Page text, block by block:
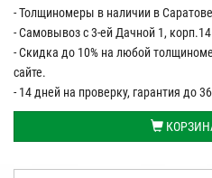
- Толщиномеры в наличии в
- Самовывоз с 3-ей Дачной 1,
- Скидка до 10% на любой
сайте.
- 14 дней на проверку, гарантия до
ДОСТАВКА
ОПЛАТА
КОНТАКТЫ